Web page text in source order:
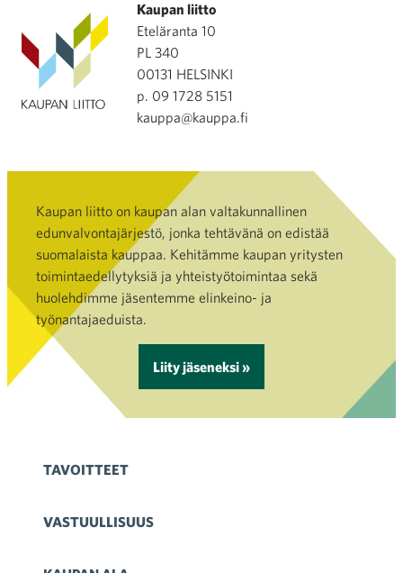
Kaupan liitto
Eteläranta 10
PL 340
00131 HELSINKI
p. 09 1728 5151
kauppa@kauppa.fi
Kaupan liitto on kaupan alan valtakunnallinen
edunvalvontajärjestö, jonka tehtävänä on edistää
suomalaista kauppaa. Kehitämme kaupan yritysten
toimintaedellytyksiä ja yhteistyötoimintaa sekä
huolehdimme jäsentemme elinkeino- ja
työnantajaeduista.
Liity jäseneksi »
TAVOITTEET
VASTUULLISUUS